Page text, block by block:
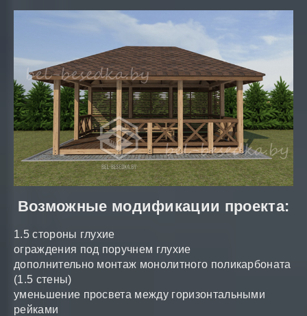
Возможные модификации проекта:
1.5 стороны глухие
ограждения под поручнем глухие
дополнительно монтаж монолитного поликарбоната
(1.5 стены)
уменьшение просвета между горизонтальными
рейками